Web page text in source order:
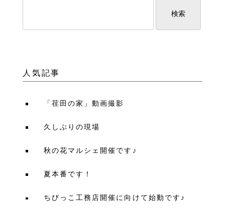
人気記事
「荏田の家」動画撮影
久しぶりの現場
秋の花マルシェ開催です♪
夏本番です！
ちびっこ工務店開催に向けて始動です♪